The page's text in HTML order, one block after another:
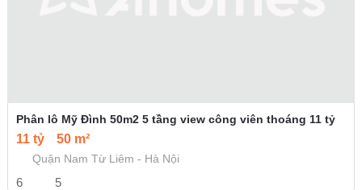
Phân lô Mỹ Đình 50m2 5 tầng view công viên thoáng 11 tỷ
11 tỷ 50 m²
Quận Nam Từ Liêm - Hà Nội
6 5